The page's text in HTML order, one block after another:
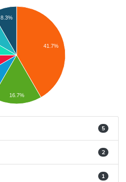
41.7%
8.3%
16.7%
5
2
1